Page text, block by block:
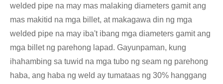
welded pipe na may mas malaking diameters gamit ang
mas makitid na mga billet, at makagawa din ng mga
welded pipe na may iba't ibang mga diameters gamit ang
mga billet ng parehong lapad. Gayunpaman, kung
ihahambing sa tuwid na mga tubo ng seam ng parehong
haba, ang haba ng weld ay tumataas ng 30% hanggang